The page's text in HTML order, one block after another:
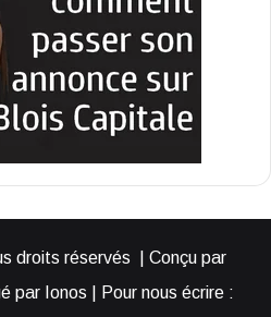
droits réservés | Conçu par
par Ionos | Pour nous écrire :